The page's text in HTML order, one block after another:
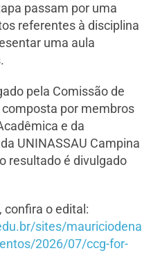
passam por uma
referentes à disciplina
uma aula
pela Comissão de
por membros
e da
UNINASSAU Campina
resultado é divulgado
confira o edital:
sites/mauriciodena
2026/07/ccg-for-